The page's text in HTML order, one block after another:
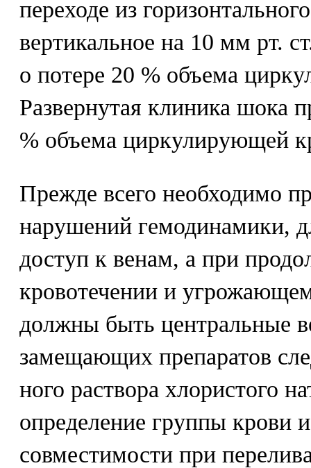
переходе из
вертикальное на 10 мм рт.
о потере 20 % объема
Развернутая клиника шока
% объема циркулирующей
Прежде всего необходимо
нарушений гемодинамики,
доступ к венам, а при
кровотечении и
должны быть центральные
замещающих препаратов
ного раствора хлористого
определение группы крови
совместимости при